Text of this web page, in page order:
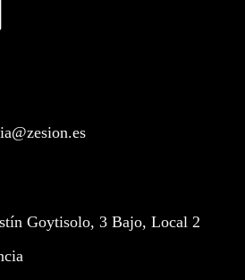
Goytisolo, 3 Bajo, Local 2